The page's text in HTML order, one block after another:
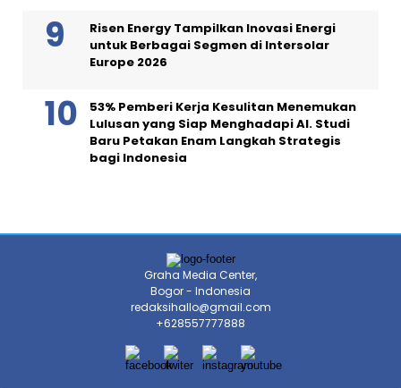
Risen Energy Tampilkan Inovasi Energi
untuk Berbagai Segmen di Intersolar
Europe 2026
53% Pemberi Kerja Kesulitan Menemukan
Lulusan yang Siap Menghadapi AI. Studi
Baru Petakan Enam Langkah Strategis
bagi Indonesia
Graha Media Center,
Bogor - Indonesia
redaksihallo@gmail.com
+628557777888